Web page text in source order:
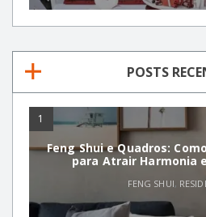
POSTS
1
Feng Shui e Quadros:
para Atrair Harmonia
FENG SHUI,